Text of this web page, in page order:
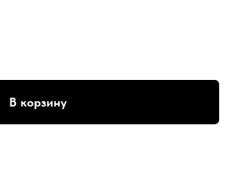
В корзину